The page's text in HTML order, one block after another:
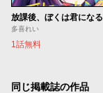
放課後、ぼくは君になる
多喜れい
1話無料
同じ掲載誌の作品